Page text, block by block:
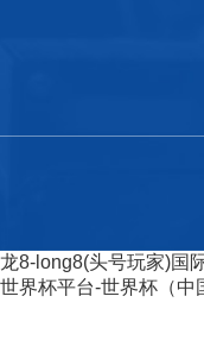
龙8-long8(头号玩家)国
世界杯平台-世界杯（中